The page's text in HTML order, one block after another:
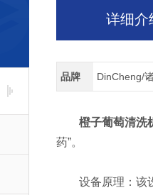
详细介
品牌 DinCheng/
橙子葡萄清洗
药”。
设备原理：该设